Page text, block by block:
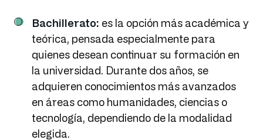
Bachillerato: es la opción más académica y
teórica, pensada especialmente para
quienes desean continuar su formación en
la universidad. Durante dos años, se
adquieren conocimientos más avanzados
en áreas como humanidades, ciencias o
tecnología, dependiendo de la modalidad
elegida.